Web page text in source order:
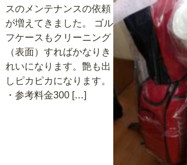
スのメンテナンスの依頼
が増えてきました。 ゴル
フケースもクリーニング
（表面）すればかなりき
れいになります。艶も出
しピカピカになります。
・参考料金300 […]